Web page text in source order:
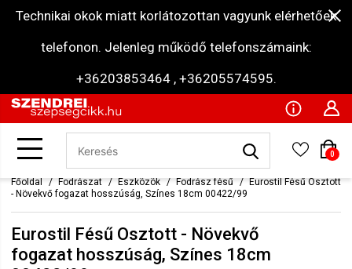
Technikai okok miatt korlátozottan vagyunk elérhetőek
telefonon. Jelenleg működő telefonszámaink:
+36203853464 , +36205574595.
0
Főoldal Fodrászat Eszközök Fodrász fésű
Eurostil Fésű Osztott
- Növekvő fogazat hosszúság, Színes 18cm 00422/99
Eurostil Fésű Osztott - Növekvő
fogazat hosszúság, Színes 18cm